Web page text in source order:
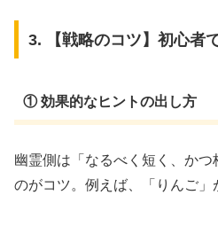
3. 【戦略のコツ】初心者
① 効果的なヒントの出し方
幽霊側は「なるべく短く、か
のがコツ。例えば、「りんご」